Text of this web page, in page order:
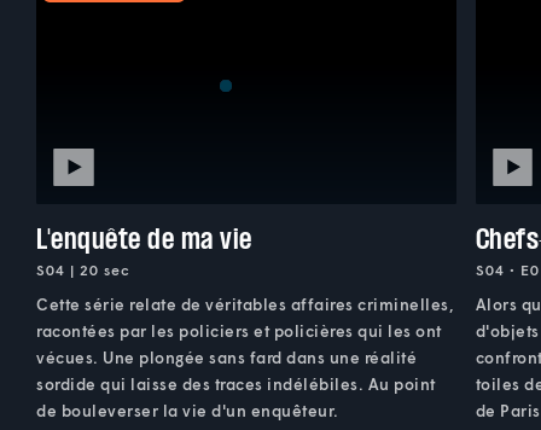
L'enquête de ma vie
S04 | 20 sec
Cette série relate de véritables affaires criminelles,
racontées par les policiers et policières qui les ont
vécues. Une plongée sans fard dans une réalité
sordide qui laisse des traces indélébiles. Au point
de bouleverser la vie d'un enquêteur.
S04 •
Alors
toiles
de